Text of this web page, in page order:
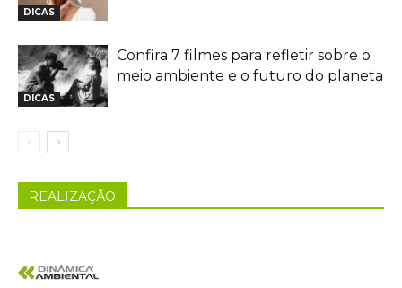
DICAS
DICAS
Confira 7 filmes para refletir sobre o
meio ambiente e o futuro do planeta
REALIZAÇÃO